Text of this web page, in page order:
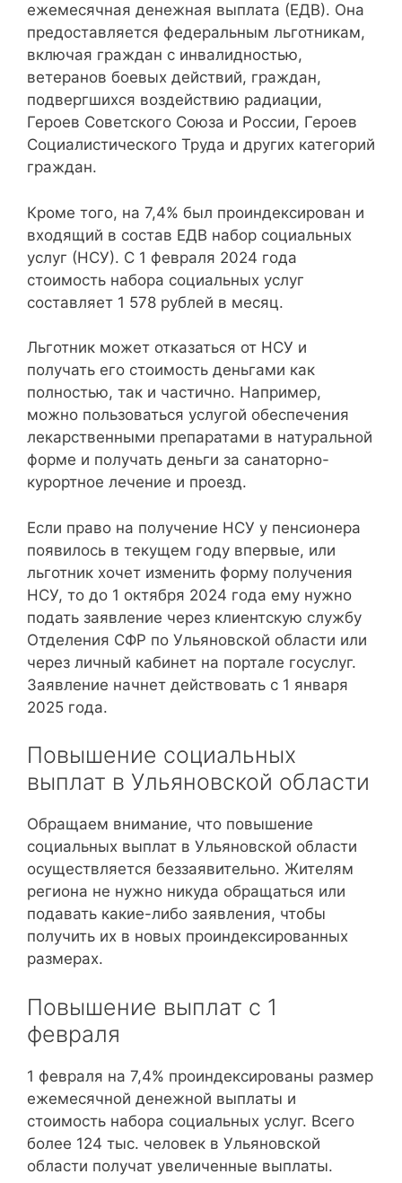
ежемесячная денежная выплата (ЕДВ). Она
предоставляется федеральным льготникам,
включая граждан с инвалидностью,
ветеранов боевых действий, граждан,
подвергшихся воздействию радиации,
Героев Советского Союза и России, Героев
Социалистического Труда и других категорий
граждан.
Кроме того, на 7,4% был проиндексирован и
входящий в состав ЕДВ набор социальных
услуг (НСУ). С 1 февраля 2024 года
стоимость набора социальных услуг
составляет 1 578 рублей в месяц.
Льготник может отказаться от НСУ и
получать его стоимость деньгами как
полностью, так и частично. Например,
можно пользоваться услугой обеспечения
лекарственными препаратами в натуральной
форме и получать деньги за санаторно-
курортное лечение и проезд.
Если право на получение НСУ у пенсионера
появилось в текущем году впервые, или
льготник хочет изменить форму получения
НСУ, то до 1 октября 2024 года ему нужно
подать заявление через клиентскую службу
Отделения СФР по Ульяновской области или
через личный кабинет на портале госуслуг.
Заявление начнет действовать с 1 января
2025 года.
Повышение социальных
выплат в Ульяновской области
Обращаем внимание, что повышение
социальных выплат в Ульяновской области
осуществляется беззаявительно. Жителям
региона не нужно никуда обращаться или
подавать какие-либо заявления, чтобы
получить их в новых проиндексированных
размерах.
Повышение выплат с 1
февраля
1 февраля на 7,4% проиндексированы размер
ежемесячной денежной выплаты и
стоимость набора социальных услуг. Всего
более 124 тыс. человек в Ульяновской
области получат увеличенные выплаты.